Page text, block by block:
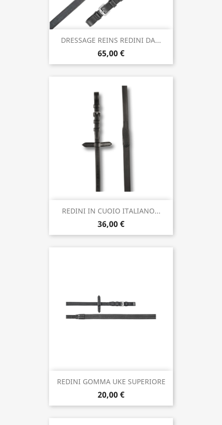
DRESSAGE REINS REDINI DA...
65,00 €
REDINI IN CUOIO ITALIANO...
36,00 €
REDINI GOMMA UKE SUPERIORE
20,00 €